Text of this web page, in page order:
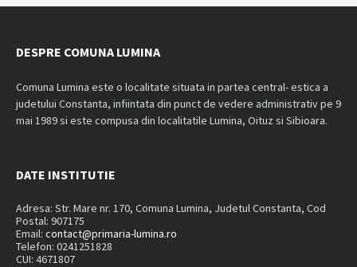
DESPRE COMUNA LUMINA
Comuna Lumina este o localitate situata in partea central- estica a
judetului Constanta, infiintata din punct de vedere administrativ pe 9
mai 1989 si este compusa din localitatile Lumina, Oituz si Sibioara.
DATE INSTITUTIE
Adresa: Str. Mare nr. 170, Comuna Lumina, Judetul Constanta, Cod
Postal: 907175
Email: contact@primaria-lumina.ro
Telefon: 0241251828
CUI: 4671807